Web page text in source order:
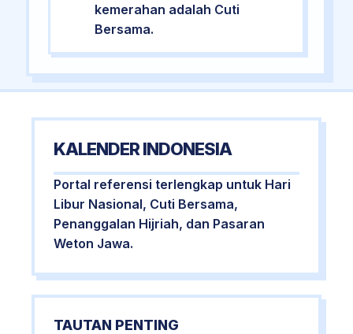
kemerahan adalah Cuti
Bersama.
KALENDER INDONESIA
Portal referensi terlengkap untuk Hari
Libur Nasional, Cuti Bersama,
Penanggalan Hijriah, dan Pasaran
Weton Jawa.
TAUTAN PENTING